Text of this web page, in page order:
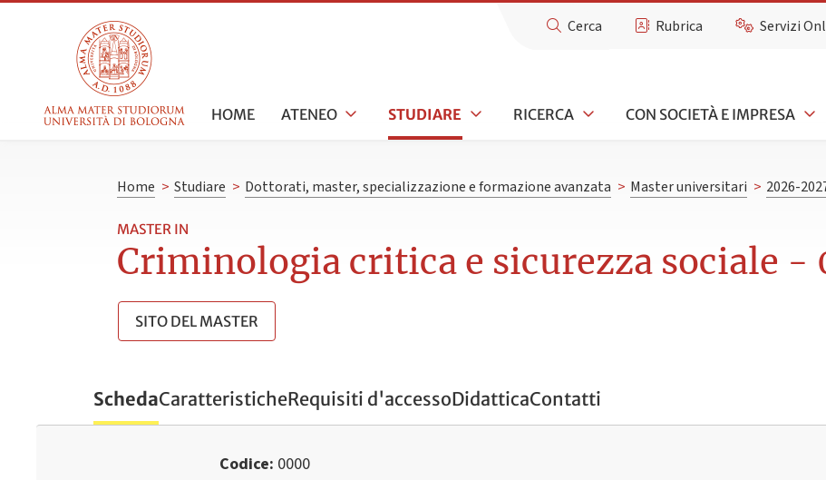
Cerca Rubrica Servizi
HOME ATENEO STUDIARE RICERCA CON SOCIETÀ E IMPRESA
Home > Studiare > Dottorati, master, specializzazione e formazione avanzata > Master universitari > 2026-
MASTER IN
Criminologia critica e sicurezza sociale -
SITO DEL MASTER
SchedaCaratteristicheRequisiti d'accessoDidatticaContatti
Codice 0000